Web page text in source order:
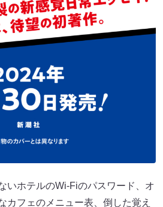
いホテルのWi-Fiのパスワード、オ
カフェのメニュー表、倒した覚え